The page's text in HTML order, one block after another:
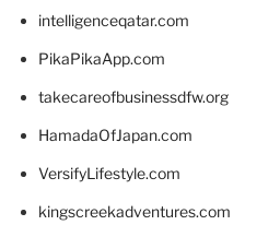
intelligenceqatar.com
PikaPikaApp.com
takecareofbusinessdfw.org
HamadaOfJapan.com
VersifyLifestyle.com
kingscreekadventures.com